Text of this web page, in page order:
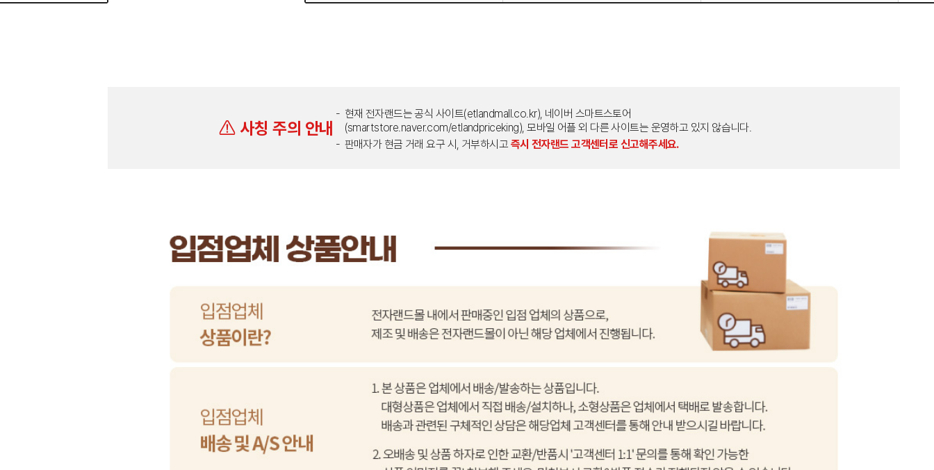
사칭 주의 안내
현재 전자랜드는 공식 사이트(etlandmall.co.kr), 네이버 스마트스토어
(smartstore.naver.com/etlandpriceking), 모바일 어플 외 다른 사이트는 운영하고 있지 않습니다.
판매자가 현금 거래 요구 시, 거부하시고 즉시 전자랜드 고객센터로 신고해주세요.